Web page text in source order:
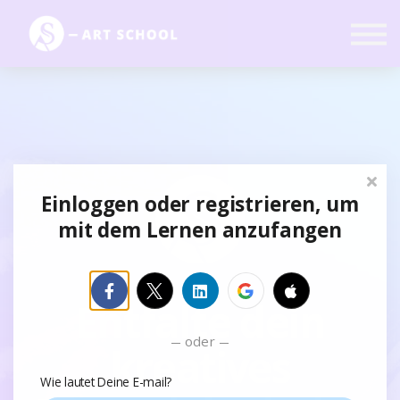
Mitgliedschaft
Entfalte dein
kreatives
Einloggen oder registrieren, um
mit dem Lernen anzufangen
oder
Wie lautet Deine E-mail?